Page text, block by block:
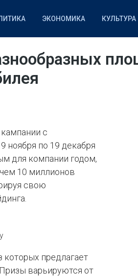
ЭКОНОМИКА КУЛЬТУРА
с
ноября по 19 декабря
для компании годом,
10 миллионов
свою
которых предлагает
варьируются от